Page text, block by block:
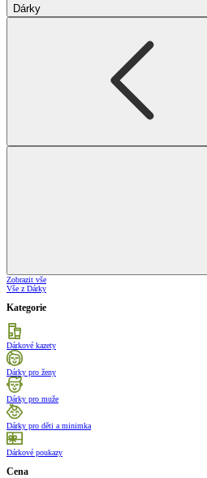
Dárky
Zobrazit vše
Vše z Dárky
Kategorie
Dárkové kazety
Dárky pro ženy
Dárky pro muže
Dárky pro děti a minimka
Dárkové poukazy
Cena